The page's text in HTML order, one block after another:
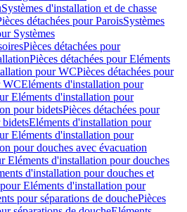
Systèmes d'installation et de chasse
détachées pour ParoisSystèmes
Systèmes
Pièces détachées pour
Pièces détachées pour Eléments
pour WCPièces détachées pour
WCEléments d'installation pour
Eléments d'installation pour
pour bidetsPièces détachées pour
Eléments d'installation pour
Eléments d'installation pour
pour douches avec évacuation
Eléments d'installation pour douches
d'installation pour douches et
Eléments d'installation pour
pour séparations de douchePièces